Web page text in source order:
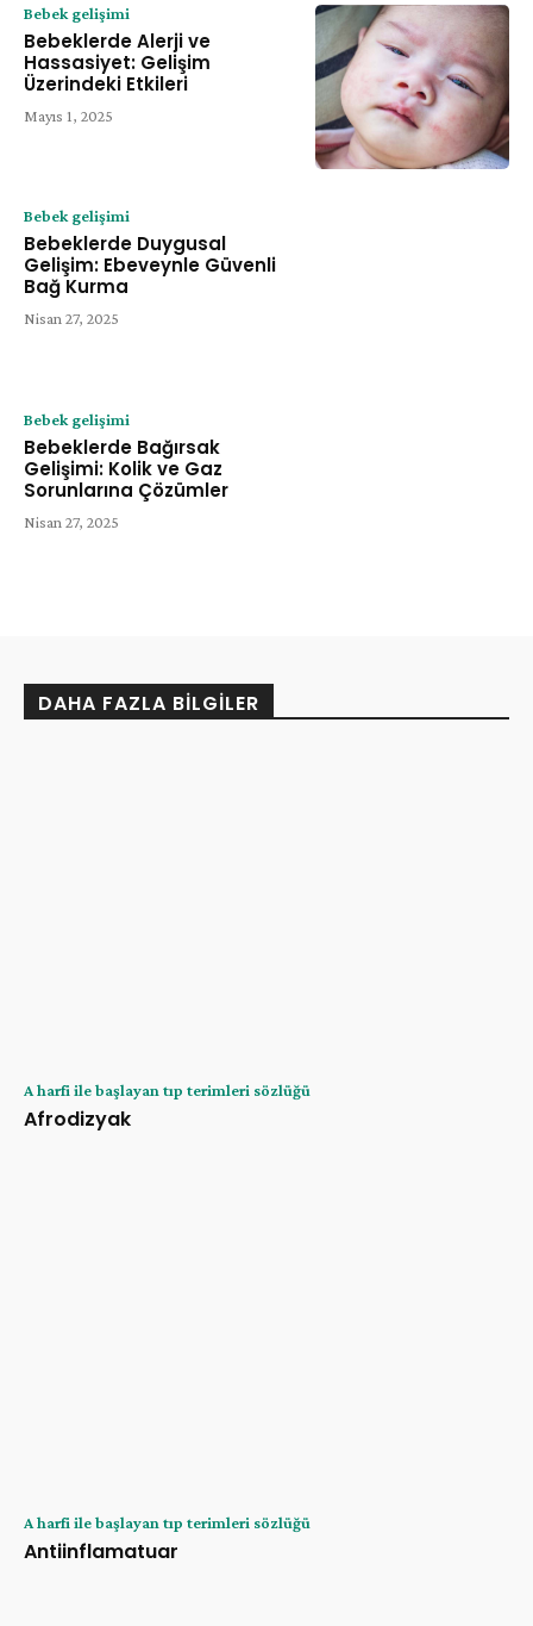
Bebek gelişimi
Bebeklerde Alerji ve
Hassasiyet: Gelişim
Üzerindeki Etkileri
Mayıs 1, 2025
Bebek gelişimi
Bebeklerde Duygusal
Gelişim: Ebeveynle Güvenli
Bağ Kurma
Nisan 27, 2025
Bebek gelişimi
Bebeklerde Bağırsak
Gelişimi: Kolik ve Gaz
Sorunlarına Çözümler
Nisan 27, 2025
DAHA FAZLA BILGILER
A harfi ile başlayan tıp terimleri sözlüğü
Afrodizyak
A harfi ile başlayan tıp terimleri sözlüğü
Antiinflamatuar